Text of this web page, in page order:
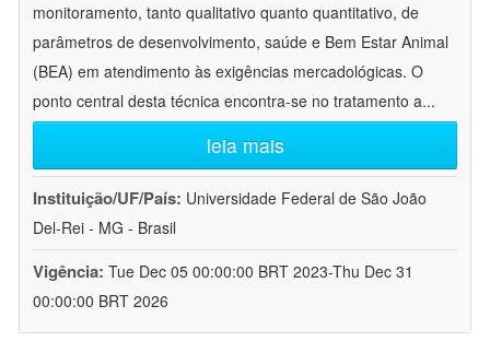
monitoramento, tanto qualitativo quanto quantitativo, de
parâmetros de desenvolvimento, saúde e Bem Estar Animal
(BEA) em atendimento às exigências mercadológicas. O
ponto central desta técnica encontra-se no tratamento a...
leia mais
Instituição/UF/País: Universidade Federal de São João
Del-Rei - MG - Brasil
Vigência: Tue Dec 05 00:00:00 BRT 2023-Thu Dec 31
00:00:00 BRT 2026